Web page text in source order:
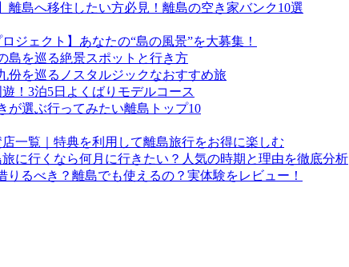
離島へ移住したい方必見！離島の空き家バンク10選
ジェクト】あなたの“島の風景”を大募集！
島を巡る絶景スポットと行き方
份を巡るノスタルジックなおすすめ旅
！3泊5日よくばりモデルコース
が選ぶ行ってみたい離島トップ10
店一覧｜特典を利用して離島旅行をお得に楽しむ
に行くなら何月に行きたい？人気の時期と理由を徹底分析
りるべき？離島でも使えるの？実体験をレビュー！